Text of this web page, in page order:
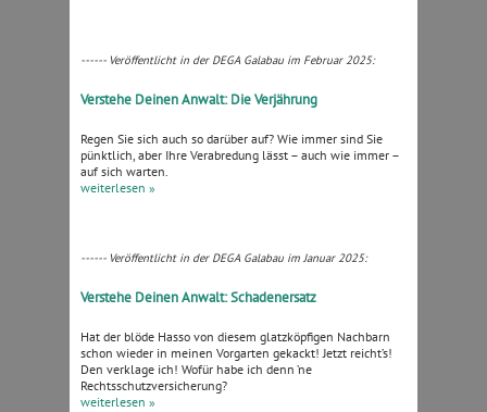
------ Veröffentlicht in der DEGA Galabau im Februar 2025:
Verstehe Deinen Anwalt: Die Verjährung
Regen Sie sich auch so darüber auf? Wie immer sind Sie
pünktlich, aber Ihre Verabredung lässt – auch wie immer –
auf sich warten.
weiterlesen »
------ Veröffentlicht in der DEGA Galabau im Januar 2025:
Verstehe Deinen Anwalt: Schadenersatz
Hat der blöde Hasso von diesem glatzköpfigen Nachbarn
schon wieder in meinen Vorgarten gekackt! Jetzt reicht’s!
Den verklage ich! Wofür habe ich denn ’ne
Rechtsschutzversicherung?
weiterlesen »